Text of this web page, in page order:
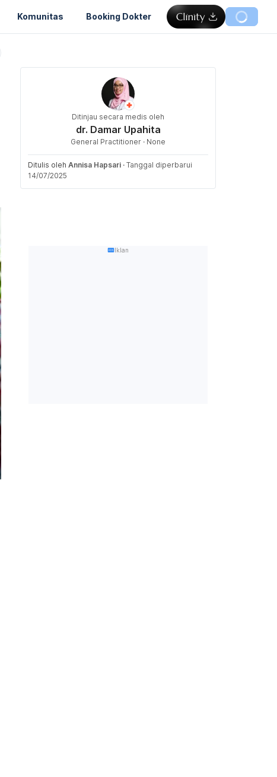
Komunitas Booking Dokter
Ditinjau secara medis oleh
dr. Damar Upahita
General Practitioner · None
Ditulis oleh Annisa Hapsari · Tanggal diperbarui
14/07/2025
Iklan